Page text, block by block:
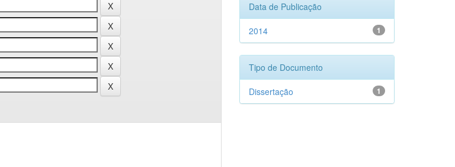
Data de Publicação
1
2014
Tipo de Documento
1
Dissertação